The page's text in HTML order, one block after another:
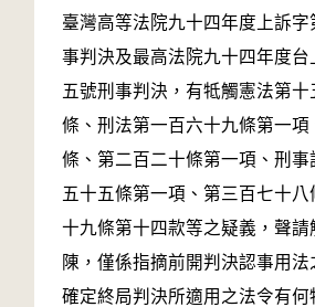
臺灣高等法院九十四年度上訴字
事判決及最高法院九十四年度台
五號刑事判決，有牴觸憲法第十
條、刑法第一百六十九條第一項
條、第二百二十條第一項、刑事
五十五條第一項、第三百七十八
十九條第十四款等之疑義，聲請
陳，僅係指摘前開判決認事用法
確定終局判決所適用之法令有何